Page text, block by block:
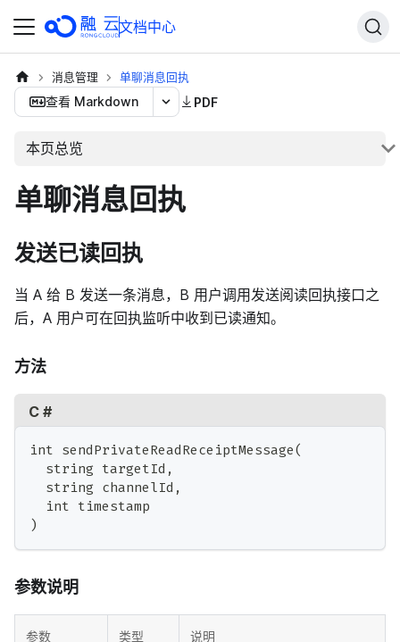
文档中心
消息管理 单聊消息回执
查看 Markdown PDF
本页总览
单聊消息回执
发送已读回执
当 A 给 B 发送一条消息，B 用户调用发送阅读回执接口之
后，A 用户可在回执监听中收到已读通知。
方法
C #
int sendPrivateReadReceiptMessage(
  string targetId,
  string channelId,
  int timestamp
)
参数说明
参数 类型 说明